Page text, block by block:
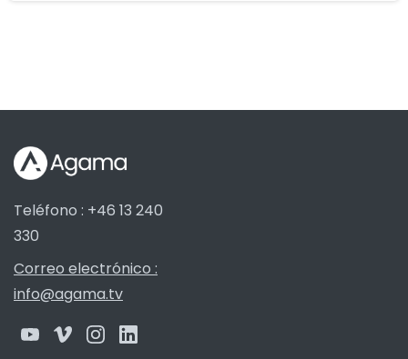
Teléfono : +46 13 240
330
Correo electrónico :
info@agama.tv